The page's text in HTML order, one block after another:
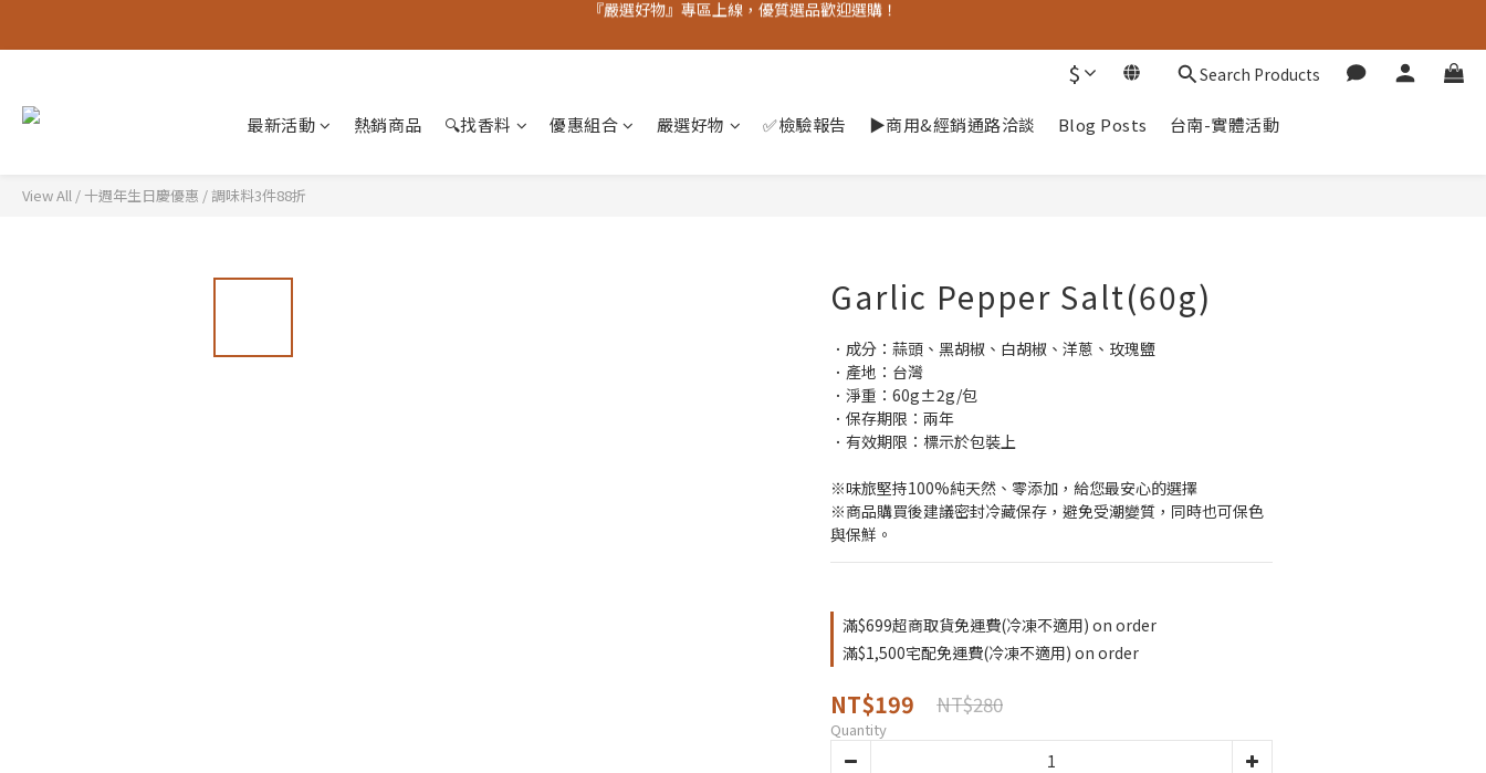
老朋友十週年優惠中  滿額贈品數量有限 馬上下單
$ Search Products
最新活動 熱銷商品 🔍找香料 優惠組合 嚴選好物 ✅檢驗報告 ▶︎商用&經銷通路洽談 Blog Posts 台南-實體活動
View All /十週年生日慶優惠 /調味料3件88折
Garlic Pepper Salt(60g)
．成分：蒜頭、黑胡椒、白胡椒、洋蔥、玫瑰鹽
．產地：台灣
．淨重：60g±2g/包
．保存期限：兩年
．有效期限：標示於包裝上
※味旅堅持100%純天然、零添加，給您最安心的選擇
※商品購買後建議密封冷藏保存，避免受潮變質，同時也可保色
與保鮮。
滿$699超商取貨免運費(冷凍不適用) on order
滿$1,500宅配免運費(冷凍不適用) on order
NT$199 NT$280
Quantity